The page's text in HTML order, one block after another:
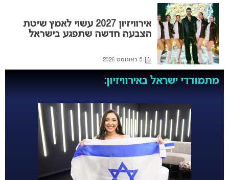
אירוויזיון 2027 עשוי לאמץ שיטת
הצבעה חדשה שתפגע בישראל
5 באוגוסט 2026
מתמודדי ישראל באירוויזיון: